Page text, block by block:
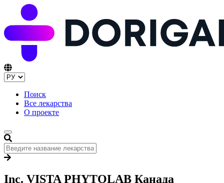
Поиск
Все лекарства
О проекте
Inc. VISTA PHYTOLAB Канада